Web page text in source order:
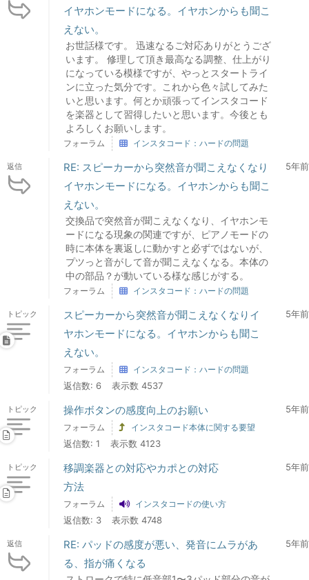
イヤホンモードになる。イヤホンからも聞こ
えない。
お世話様です。 迅速なるご対応ありがとうござ
います。 修理して頂き最高なる調整、仕上がり
になっている模様ですが、やっとスタートライ
ンに立った気分です。これから色々試してみた
いと思います。何とか頑張ってインスタコード
を楽器として習得したいと思います。今後とも
よろしくお願いします。
フォーラム インスタコード：ハードの問題
返信
RE: スピーカーから突然音が聞こえなくなり
イヤホンモードになる。イヤホンからも聞こ
えない。
交換品で突然音が聞こえなくなり、イヤホンモ
ードになる現象の関連ですが、ピアノモードの
時に本体を裏返しに動かすと必ずではないが、
プツっと音がして音が聞こえなくなる。本体の
中の部品？が動いている様な感じがする。
5年前
フォーラム インスタコード：ハードの問題
トピック
スピーカーから突然音が聞こえなくなりイ
ヤホンモードになる。イヤホンからも聞こ
えない。
5年前
フォーラム インスタコード：ハードの問題
返信数: 6 表示数 4537
トピック 操作ボタンの感度向上のお願い 5年前
フォーラム インスタコード本体に関する要望
返信数: 1 表示数 4123
トピック
移調楽器との対応やカポとの対応
方法
5年前
フォーラム インスタコードの使い方
返信数: 3 表示数 4748
返信
RE: パッドの感度が悪い、発音にムラがあ
る、指が痛くなる
5年前